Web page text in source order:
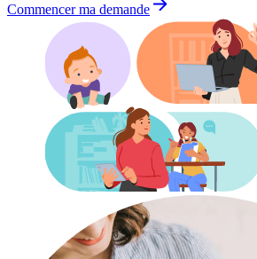
Commencer ma demande